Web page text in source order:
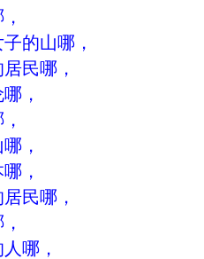
的山哪，
民哪，
，
，
，
民哪，
哪，